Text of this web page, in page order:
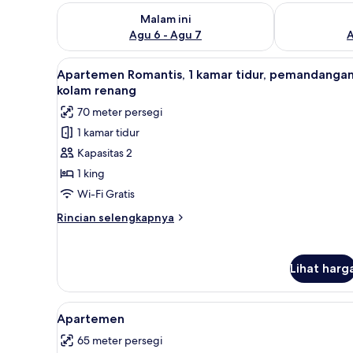
Malam ini
Agu 6 - Agu 7
Periksa ketersediaan untuk malam ini Agu 6 - Agu 7
Periksa
Lihat
semua
foto
untuk
Apartemen
Romantis,
1
kamar
tidur,
pemandangan
Apartemen Romantis, 1
13
Apartemen Romantis, 1 kamar tidur, pemandangan
kolam renang
70 meter persegi
1 kamar tidur
Kapasitas 2
1 king
Wi-Fi Gratis
Rincian selengkapnya
Rincian
Romantis,
kamar
tidur,
pemandangan
Lihat
Lihat
semua
foto
Apartemen | Seprai
7
Apartemen
65 meter persegi